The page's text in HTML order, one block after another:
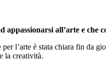
all’arte e che
l’arte è stata chiara fin da
la creatività.